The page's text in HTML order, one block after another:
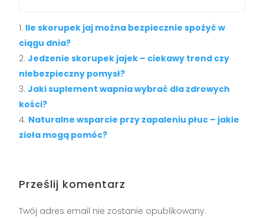
Ile skorupek jaj można bezpiecznie spożyć w
ciągu dnia?
Jedzenie skorupek jajek – ciekawy trend czy
niebezpieczny pomysł?
Jaki suplement wapnia wybrać dla zdrowych
kości?
Naturalne wsparcie przy zapaleniu płuc – jakie
zioła mogą pomóc?
Prześlij komentarz
Twój adres email nie zostanie opublikowany.